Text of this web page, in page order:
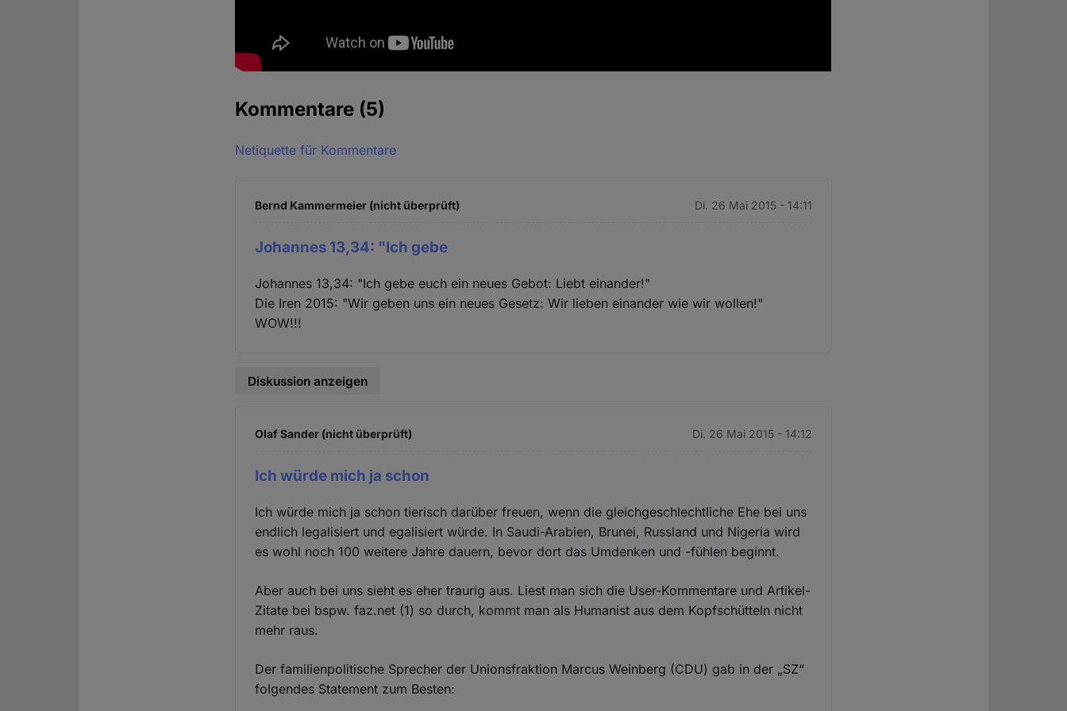
Kommentare (5)
Netiquette für Kommentare
Bernd Kammermeier (nicht überprüft) Di. 26 Mai 2015 - 14:11
Johannes 13,34: "Ich gebe
Johannes 13,34: "Ich gebe euch ein neues Gebot: Liebt einander!"
Die Iren 2015: "Wir geben uns ein neues Gesetz: Wir lieben einander wie wir wollen!"
WOW!!!
Diskussion anzeigen
Olaf Sander (nicht überprüft) Di. 26 Mai 2015 - 14:12
Ich würde mich ja schon
Ich würde mich ja schon tierisch darüber freuen, wenn die gleichgeschlechtliche Ehe bei uns
endlich legalisiert und egalisiert würde. In Saudi-Arabien, Brunei, Russland und Nigeria wird
es wohl noch 100 weitere Jahre dauern, bevor dort das Umdenken und -fühlen beginnt.
Aber auch bei uns sieht es eher traurig aus. Liest man sich die User-Kommentare und Artikel-
Zitate bei bspw. faz.net (1) so durch, kommt man als Humanist aus dem Kopfschütteln nicht
mehr raus.
Der familienpolitische Sprecher der Unionsfraktion Marcus Weinberg (CDU) gab in der „SZ“
folgendes Statement zum Besten: